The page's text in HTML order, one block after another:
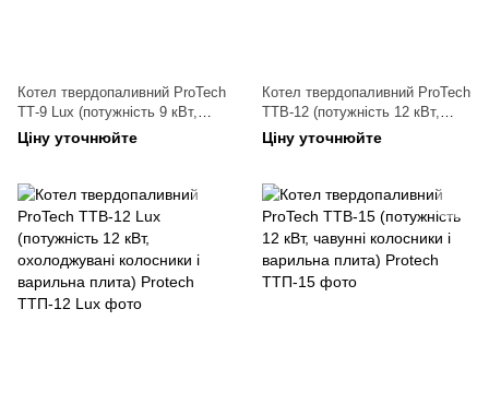
Котел твердопаливний ProTech
ТТ-9 Lux (потужність 9 кВт,
охолоджувані колосники)
Ціну уточнюйте
Котел твердопаливний ProTech
ТТВ-12 (потужність 12 кВт,
чавунні колосники і варильна
плита)
Ціну уточнюйте